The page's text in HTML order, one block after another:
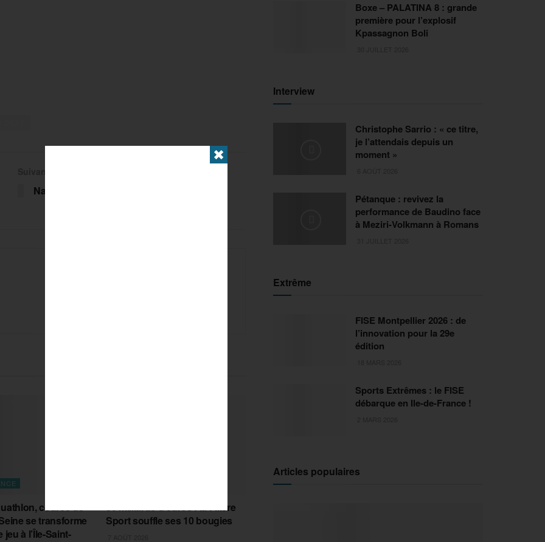
Nantenin Keita : « La caisse me manque »
course de
se transforme
à l’Île-Saint-
80 milliards d’euros : la Filière
Sport souffle ses 10 bougies
Boxe – PALATINA 8 : grande
première pour l’explosif
Kpassagnon Boli
Interview
Christophe Sarrio : « ce titre,
je l’attendais depuis un
moment »
Pétanque : revivez la
performance de Baudino face
à Meziri-Volkmann à Romans
Extrême
FISE Montpellier 2026 : de
l’innovation pour la 29e
édition
Sports Extrêmes : le FISE
débarque en Ile-de-France !
Articles populaires
✖